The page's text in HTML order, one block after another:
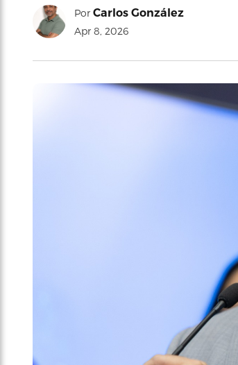
Por Carlos González
Apr 8, 2026